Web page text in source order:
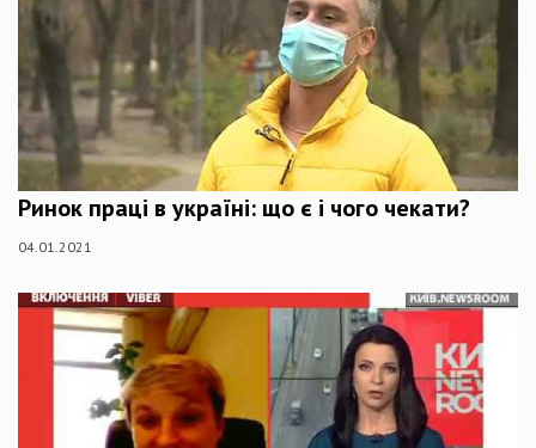
Ринок праці в україні: що є і чого чекати?
04.01.2021